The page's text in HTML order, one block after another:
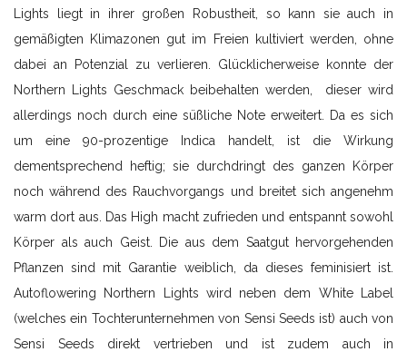
Lights liegt in ihrer großen Robustheit, so kann sie auch in
gemäßigten Klimazonen gut im Freien kultiviert werden, ohne
dabei an Potenzial zu verlieren. Glücklicherweise konnte der
Northern Lights Geschmack beibehalten werden, dieser wird
allerdings noch durch eine süßliche Note erweitert. Da es sich
um eine 90-prozentige Indica handelt, ist die Wirkung
dementsprechend heftig; sie durchdringt des ganzen Körper
noch während des Rauchvorgangs und breitet sich angenehm
warm dort aus. Das High macht zufrieden und entspannt sowohl
Körper als auch Geist. Die aus dem Saatgut hervorgehenden
Pflanzen sind mit Garantie weiblich, da dieses feminisiert ist.
Autoflowering Northern Lights wird neben dem White Label
(welches ein Tochterunternehmen von Sensi Seeds ist) auch von
Sensi Seeds direkt vertrieben und ist zudem auch in